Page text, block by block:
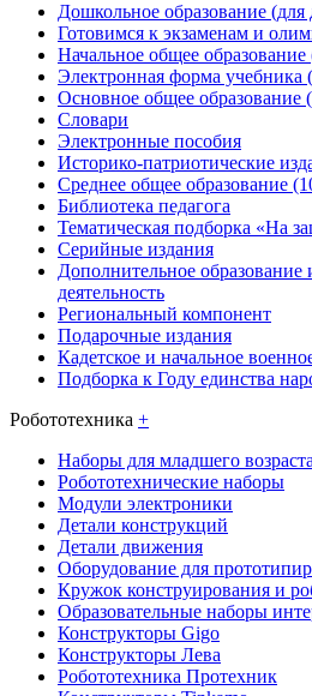
Дошкольное образование (для
Готовимся к экзаменам и
Начальное общее
Электронная форма
Основное общее образование
Словари
Электронные пособия
Историко-патриотические
Среднее общее образование
Библиотека педагога
Тематическая подборка «На
Серийные издания
Дополнительное образование
деятельность
Региональный компонент
Подарочные издания
Кадетское и начальное
Подборка к Году единства
Робототехника +
Наборы для младшего
Робототехнические наборы
Модули электроники
Детали конструкций
Детали движения
Оборудование для
Кружок конструирования и
Образовательные наборы
Конструкторы Gigo
Конструкторы Лева
Робототехника Протехник